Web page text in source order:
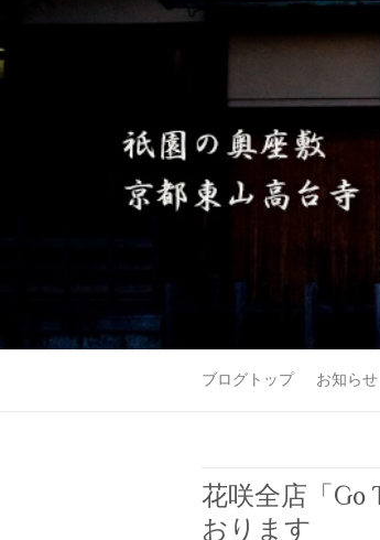
ブログトップ お知らせ
花咲全店「Go
おります